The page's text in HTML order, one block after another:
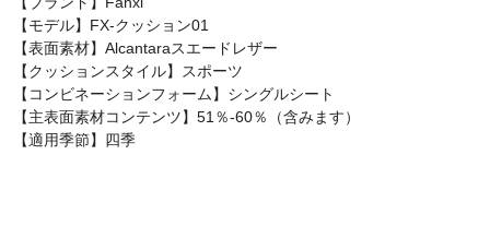
【モデル】FX-クッション01
【表面素材】Alcantaraスエードレザー
【クッションスタイル】スポーツ
【コンビネーションフォーム】シングルシート
【主表面素材コンテンツ】51％-60％（含みます）
【適用季節】四季